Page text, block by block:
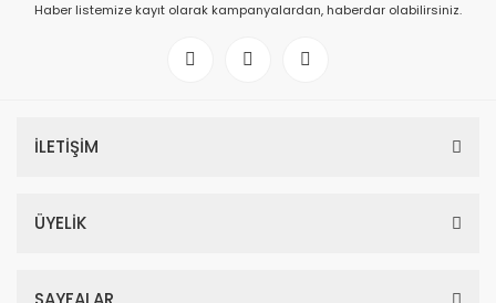
Haber listemize kayıt olarak kampanyalardan, haberdar olabilirsiniz.
İLETİŞİM
ÜYELİK